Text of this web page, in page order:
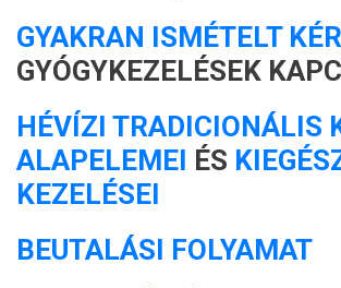
GYAKRAN ISMÉTELT
GYÓGYKEZELÉSEK
HÉVÍZI TRADICIONÁLIS
ALAPELEMEI ÉS
KEZELÉSEI
BEUTALÁSI FOLYAMAT